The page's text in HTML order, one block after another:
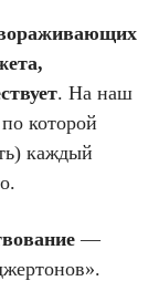
. На наш
которой
каждый
—